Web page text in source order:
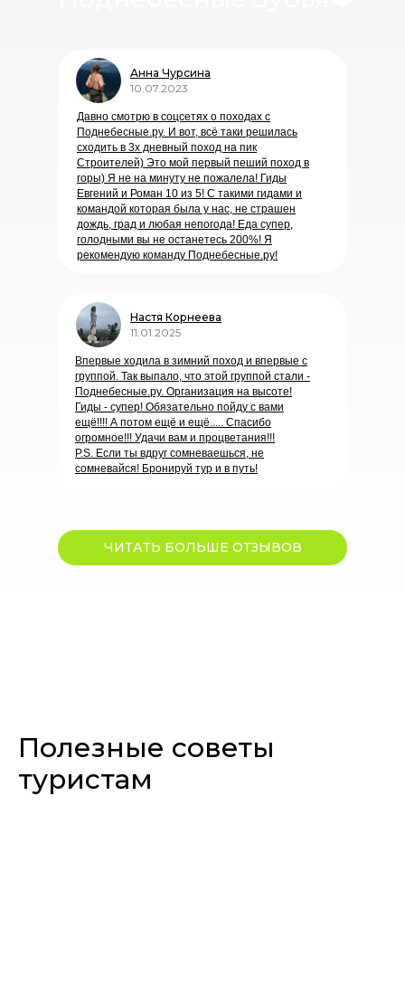
Анна Чурсина
Давно смотрю в соцсетях о походах с
Поднебесные.ру. И вот, всё таки решилась
сходить в 3х дневный поход на пик
Строителей) Это мой первый пеший поход в
горы) Я не на минуту не пожалела! Гиды
Евгений и Роман 10 из 5! С такими гидами и
командой которая была у нас, не страшен
дождь, град и любая непогода! Еда супер,
голодными вы не останетесь 200%! Я
рекомендую команду Поднебесные.ру!
10.07.2023
Впервые ходила в зимний поход и впервые с
группой. Так выпало, что этой группой стали -
Поднебесные.ру. Организация на высоте!
Гиды - супер! Обязательно пойду с вами
ещё!!!! А потом ещё и ещё..... Спасибо
огромное!!! Удачи вам и процветания!!!
P.S. Если ты вдруг сомневаешься, не
сомневайся! Бронируй тур и в путь!
11.01.2025
Настя Корнеева
ЧИТАТЬ БОЛЬШЕ ОТЗЫВОВ
18.08.2024
Полезные советы
туристам